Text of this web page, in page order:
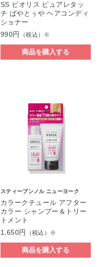
SS ビオリス ピュアレタッ
チ ぱやとぅや ヘアコンディ
ショナー
990円
（税込）※
商品を購入する
スティーブンノル ニューヨーク
カラークチュール アフター
カラー シャンプー＆トリー
トメント
1,650円
（税込）※
商品を購入する